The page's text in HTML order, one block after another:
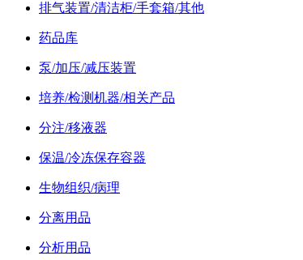
排气装置/清洁柜/手套箱/其他
药品库
泵/加压/减压装置
培养/检测机器/相关产品
分注/移液器
保温/冷冻保存容器
生物组织/病理
分离用品
分析用品